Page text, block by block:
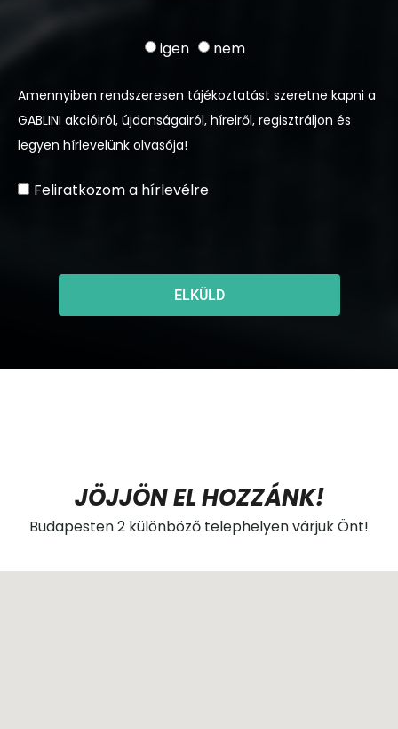
igen nem
Amennyiben rendszeresen tájékoztatást szeretne kapni a
GABLINI akcióiról, újdonságairól, híreiről, regisztráljon és
legyen hírlevelünk olvasója!
Feliratkozom a hírlevélre
ELKÜLD
JÖJJÖN EL HOZZÁNK!
Budapesten 2 különböző telephelyen várjuk Önt!